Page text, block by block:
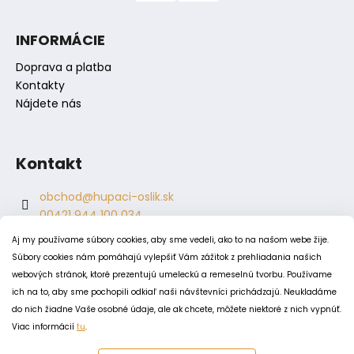
Aj my používame súbory cookies, aby sme vedeli, ako to na našom webe žije.
Súbory cookies nám pomáhajú vylepšiť Vám zážitok z prehliadania našich
webových stránok, ktoré prezentujú umeleckú a remeselnú tvorbu. Používame
ich na to, aby sme pochopili odkiaľ naši návštevníci prichádzajú. Neukladáme
do nich žiadne Vaše osobné údaje, ale ak chcete, môžete niektoré z nich vypnúť.
Viac informácií tu.
INFORMÁCIE
Doprava a platba
Kontakty
Nájdete nás
Kontakt
obchod@hupaci-oslik.sk
00421 944 100 034
00421 944 904 704
hupaci.oslik
dagmar.juricova
PODMIENKY